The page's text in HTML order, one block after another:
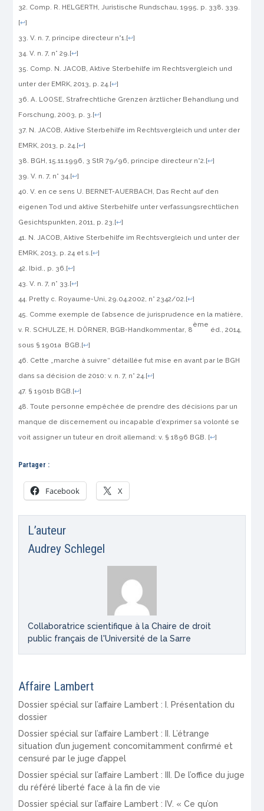
Comp. R. HELGERTH,Juristische Rundschau, 1995, p. 338, 339.
[↩]
V. n. 7, principe directeur n°1.[↩]
V. n. 7, n° 29.[↩]
Comp. N. JACOB,Aktive Sterbehilfe im Rechtsvergleich und
unter der EMRK, 2013, p. 24.[↩]
A. LOOSE, Strafrechtliche Grenzen ärztlicher Behandlung und
Forschung, 2003, p. 3.[↩]
N. JACOB,Aktive Sterbehilfe im Rechtsvergleich und unter der
EMRK, 2013, p. 24.[↩]
BGH, 15.11.1996, 3 StR 79/96, principe directeur n°2.[↩]
V. n. 7, n° 34.[↩]
V. en ce sens U. BERNET-AUERBACH, Das Recht auf den
eigenen Tod und aktive Sterbehilfe unter verfassungsrechtlichen
Gesichtspunkten, 2011, p. 23.[↩]
N. JACOB,Aktive Sterbehilfe im Rechtsvergleich und unter der
EMRK, 2013, p. 24 et s.[↩]
Ibid., p. 36.[↩]
V. n. 7, n° 33.[↩]
Pretty c. Royaume-Uni, 29.04.2002, n° 2342/02.[↩]
Comme exemple de l’absence de jurisprudence en la matière,
v. R. SCHULZE, H. DÖRNER, BGB-Handkommentar, 8
ème
éd., 2014,
sous § 1901a BGB.[↩]
Cette „marche à suivre“ détaillée fut mise en avant par le BGH
dans sa décision de 2010: v. n. 7, n° 24.[↩]
§ 1901b BGB.[↩]
Toute personne empêchée de prendre des décisions par un
manque de discernement ou incapable d’exprimer sa volonté se
voit assigner un tuteur en droit allemand: v. § 1896 BGB. [↩]
Partager :
Facebook X
L’auteur
Audrey Schlegel
Collaboratrice scientifique à la Chaire de droit
public français de l'Université de la Sarre
Affaire Lambert
Dossier spécial sur l’affaire Lambert : I. Présentation du
dossier
Dossier spécial sur l’affaire Lambert : II. L’étrange
situation d’un jugement concomitamment confirmé et
censuré par le juge d’appel
Dossier spécial sur l’affaire Lambert : III. De l’office du juge
du référé liberté face à la fin de vie
Dossier spécial sur l’affaire Lambert : IV. « Ce qu’on